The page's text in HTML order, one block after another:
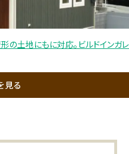
の土地にもに対応。ビルドインガレ
見る